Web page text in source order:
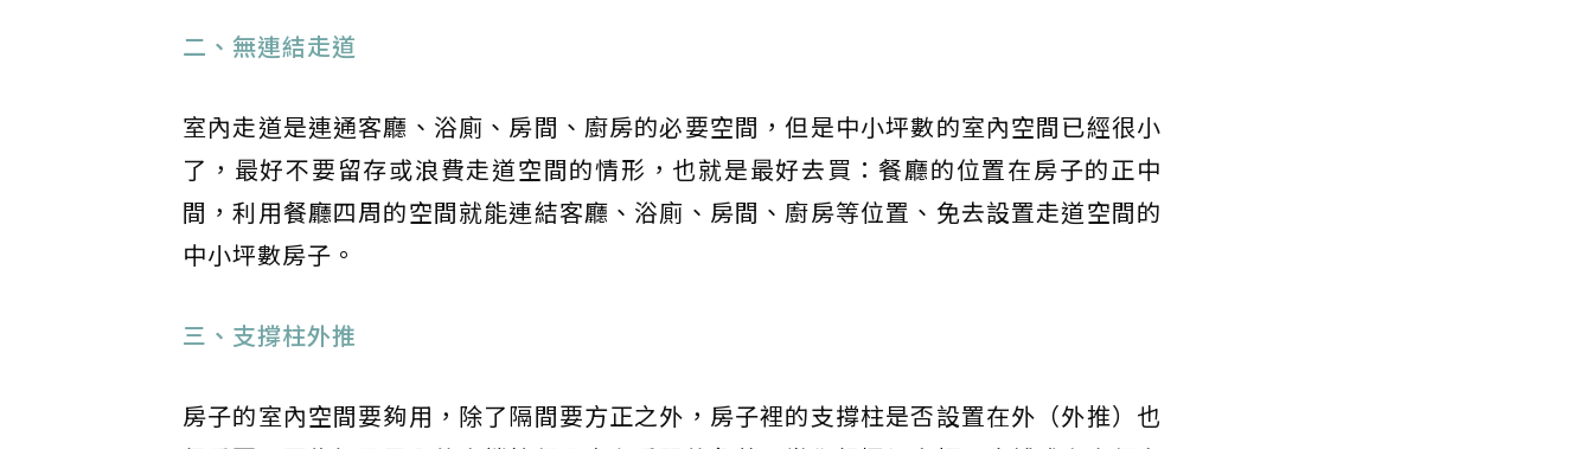
二、無連結走道
室內走道是連通客廳、浴廁、房間、廚房的必要空間，但是中小坪數的室內空間已經很小
了，最好不要留存或浪費走道空間的情形，也就是最好去買：餐廳的位置在房子的正中
間，利用餐廳四周的空間就能連結客廳、浴廁、房間、廚房等位置、免去設置走道空間的
中小坪數房子。
三、支撐柱外推
房子的室內空間要夠用，除了隔間要方正之外，房子裡的支撐柱是否設置在外（外推）也